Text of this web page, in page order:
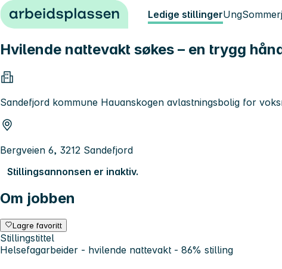
Hopp til innhold Ledige stillingerUng
Hvilende nattevakt søkes – en trygg
Sandefjord kommune Hauanskogen avlastningsbolig for
Bergveien 6, 3212 Sandefjord
Stillingsannonsen er inaktiv.
Om jobben
Lagre favoritt
Stillingstittel
Helsefagarbeider - hvilende nattevakt - 86% stilling